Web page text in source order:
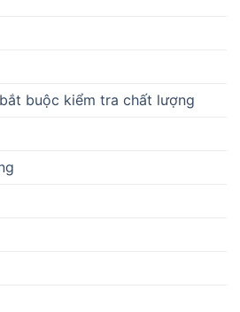
buộc kiểm tra chất lượng